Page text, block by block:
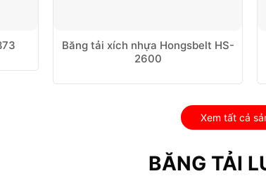
Băng tải xích nhựa Hongsbelt HS-
2600
Xem tất cả
BĂNG TẢI